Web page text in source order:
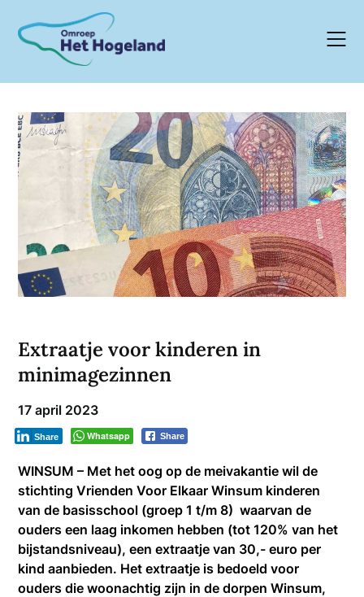
content
Extraatje voor kinderen in
minimagezinnen
17 april 2023
Whatsapp Share
Share
WINSUM – Met het oog op de meivakantie wil de
stichting Vrienden Voor Elkaar Winsum kinderen
van de basisschool (groep 1 t/m 8) waarvan de
ouders een laag inkomen hebben (tot 120% van het
bijstandsniveau), een extraatje van 30,- euro per
kind aanbieden. Het extraatje is bedoeld voor
ouders die woonachtig zijn in de dorpen Winsum,